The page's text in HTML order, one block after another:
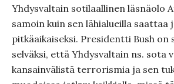
Yhdysvaltain sotilaallinen läsnäolo
samoin kuin sen lähialueilla saattaa
pitkäaikaiseksi. Presidentti Bush on
selväksi, että Yhdysvaltain ns. sota
kansainvälistä terrorismia ja sen